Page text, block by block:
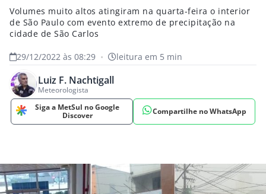
Volumes muito altos atingiram na quarta-feira o interior
de São Paulo com evento extremo de precipitação na
cidade de São Carlos
29/12/2022 às 08:29 • leitura em 5 min
Luiz F. Nachtigall
Meteorologista
Siga a MetSul no Google
Discover
Compartilhe no WhatsApp